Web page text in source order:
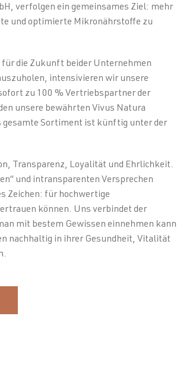
verfolgen ein gemeinsames Ziel: mehr
und optimierte Mikronährstoffe zu
die Zukunft beider Unternehmen
intensivieren wir unsere
zu 100 % Vertriebspartner der
unsere bewährten Vivus Natura
gesamte Sortiment ist künftig unter der
Transparenz, Loyalität und Ehrlichkeit.
und intransparenten Versprechen
Zeichen: für hochwertige
können. Uns verbindet der
mit bestem Gewissen einnehmen kann
nachhaltig in ihrer Gesundheit, Vitalität